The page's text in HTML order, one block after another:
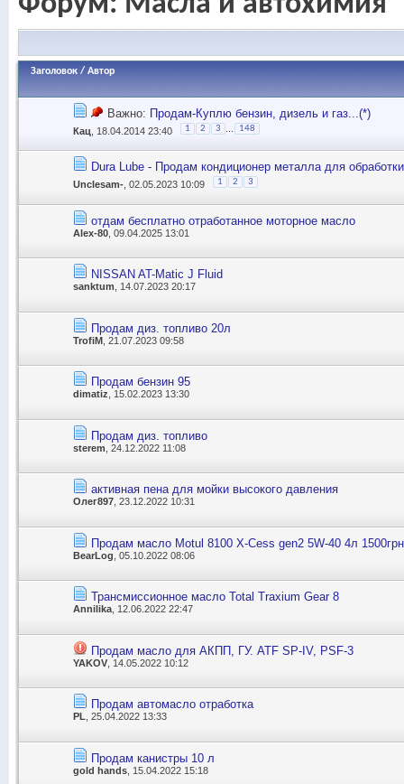
Заголовок / Автор
Важно: Продам-Куплю бензин, дизель и газ...(*)
Кац , 18.04.2014 23:40 1 2 3 148
Dura Lube - Продам кондиционер металла для
Unclesam- , 02.05.2023 10:09 1 2 3
отдам бесплатно отработанное моторное масло
Alex-80 , 09.04.2025 13:01
NISSAN AT-Matic J Fluid
sanktum, 14.07.2023 20:17
Продам диз. топливо 20л
TrofiM , 21.07.2023 09:58
Продам бензин 95
dimatiz , 15.02.2023 13:30
Продам диз. топливо
sterem , 24.12.2022 11:08
активная пена для мойки высокого давления
Олег897 , 23.12.2022 10:31
Продам масло Motul 8100 X-Cess gen2 5W-40 4л 1500грн
BearLog , 05.10.2022 08:06
Трансмиссионное масло Total Traxium Gear 8
Annilika , 12.06.2022 22:47
Продам масло для АКПП, ГУ. ATF SP-IV, PSF-3
YAKOV , 14.05.2022 10:12
Продам автомасло отработка
PL , 25.04.2022 13:33
Продам канистры 10 л
gold hands , 15.04.2022 15:18